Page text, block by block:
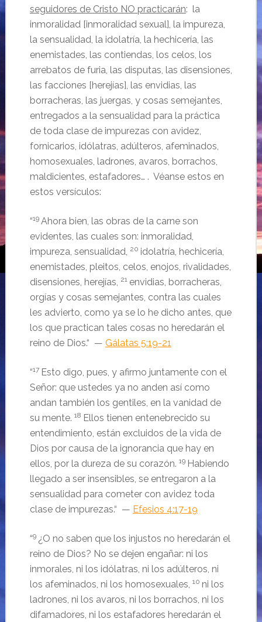
seguidores de Cristo NO practicarán: la
inmoralidad [inmoralidad sexual], la impureza,
la sensualidad, la idolatría, la hechicería, las
enemistades, las contiendas, los celos, los
arrebatos de furia, las disputas, las disensiones,
las facciones [herejías], las envidias, las
borracheras, las juergas, y cosas semejantes,
entregados a la sensualidad para la práctica
de toda clase de impurezas con avidez,
fornicarios, idólatras, adúlteros, afeminados,
homosexuales, ladrones, avaros, borrachos,
maldicientes, estafadores… . Véanse estos en
estos versículos:
“19 Ahora bien, las obras de la carne son
evidentes, las cuales son: inmoralidad,
impureza, sensualidad,
20 idolatría, hechicería,
enemistades, pleitos, celos, enojos, rivalidades,
disensiones, herejías,
21 envidias, borracheras,
orgías y cosas semejantes, contra las cuales
les advierto, como ya se lo he dicho antes, que
los que practican tales cosas no heredarán el
reino de Dios.“ — Gálatas 5:19-21
“17 Esto digo, pues, y afirmo juntamente con el
Señor: que ustedes ya no anden así como
andan también los gentiles, en la vanidad de
su mente. 18 Ellos tienen entenebrecido su
entendimiento, están excluidos de la vida de
Dios por causa de la ignorancia que hay en
ellos, por la dureza de su corazón. 19 Habiendo
llegado a ser insensibles, se entregaron a la
sensualidad para cometer con avidez toda
clase de impurezas.“ — Efesios 4:17-19
“9 ¿O no saben que los injustos no heredarán el
reino de Dios? No se dejen engañar: ni los
inmorales, ni los idólatras, ni los adúlteros, ni
los afeminados, ni los homosexuales, 10 ni los
ladrones, ni los avaros, ni los borrachos, ni los
difamadores, ni los estafadores heredarán el